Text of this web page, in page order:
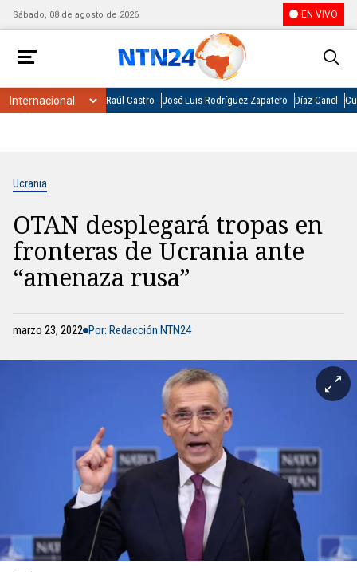
Sábado, 08 de agosto de 2026 EN VIVO
Raúl Castro José Luis Rodríguez Zapatero Díaz-Canel
Ucrania
OTAN desplegará tropas en
fronteras de Ucrania ante
“amenaza rusa”
marzo 23, 2022 Por: Redacción NTN24